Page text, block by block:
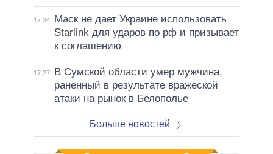
17:34
Маск не дает Украине использовать
Starlink для ударов по рф и призывает
к соглашению
17:27
В Сумской области умер мужчина,
раненный в результате вражеской
атаки на рынок в Белополье
Больше новостей